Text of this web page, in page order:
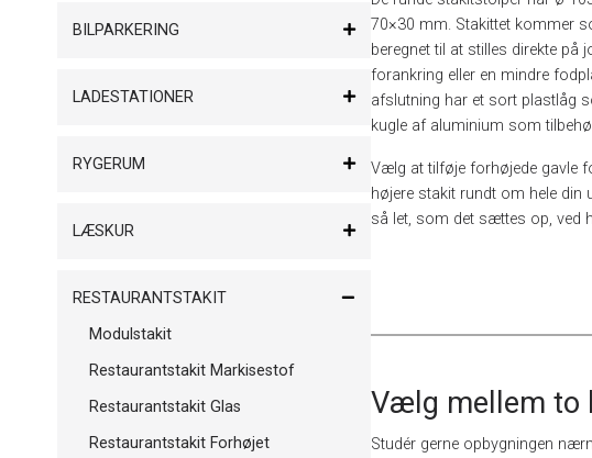
BILPARKERING
LADESTATIONER
RYGERUM
LÆSKUR
RESTAURANTSTAKIT
Modulstakit
Restaurantstakit Markisestof
Restaurantstakit Glas
Restaurantstakit Forhøjet
70×30 mm. Stakittet kommer
beregnet til at stilles direkte på
forankring eller en mindre
afslutning har et sort plastlåg
kugle af aluminium som
Vælg at tilføje forhøjede gavle
højere stakit rundt om hele din
så let, som det sættes op, ved
Vælg mellem to
Studér gerne opbygningen